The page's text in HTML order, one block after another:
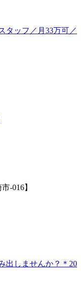
タッフ／月33万可／
-016】
出しませんか？＊20